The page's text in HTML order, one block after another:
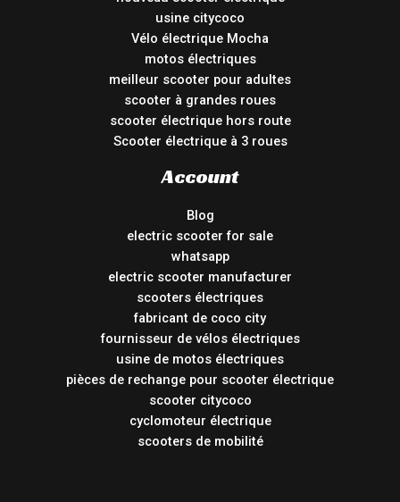
usine citycoco
Vélo électrique Mocha
motos électriques
meilleur scooter pour adultes
scooter à grandes roues
scooter électrique hors route
Scooter électrique à 3 roues
Account
Blog
electric scooter for sale
whatsapp
electric scooter manufacturer
scooters électriques
fabricant de coco city
fournisseur de vélos électriques
usine de motos électriques
pièces de rechange pour scooter électrique
scooter citycoco
cyclomoteur électrique
scooters de mobilité